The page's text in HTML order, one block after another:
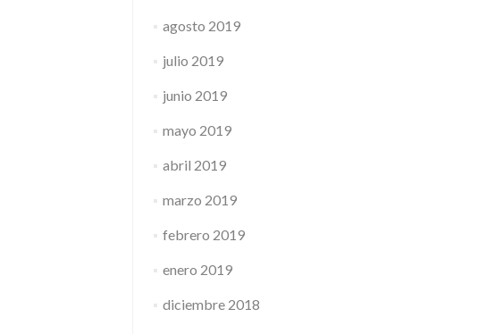
agosto 2019
julio 2019
junio 2019
mayo 2019
abril 2019
marzo 2019
febrero 2019
enero 2019
diciembre 2018